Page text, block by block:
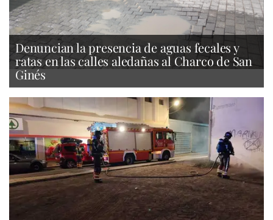
Denuncian la presencia de aguas fecales y
ratas en las calles aledañas al Charco de San
Ginés